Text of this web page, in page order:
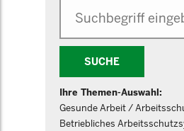
SUCHE
Ihre Themen-Auswahl:
Gesunde Arbeit /
Betriebliches